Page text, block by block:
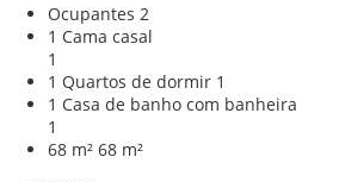
Ocupantes 2
1 Cama casal
1
1 Quartos de dormir 1
1 Casa de banho com banheira
1
68 m² 68 m²